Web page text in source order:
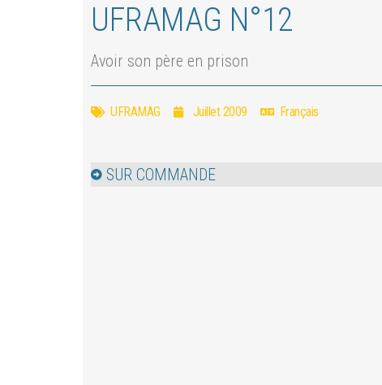
UFRAMAG N°12
Avoir son père en prison
UFRAMAG Juillet 2009 Français
SUR COMMANDE